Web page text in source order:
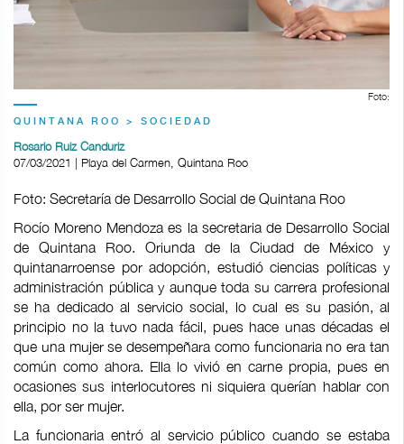
Foto:
QUINTANA ROO > SOCIEDAD
Rosario Ruiz Canduriz
07/03/2021 | Playa del Carmen, Quintana Roo
Foto: Secretaría de Desarrollo Social de Quintana Roo
Rocío Moreno Mendoza es la secretaria de Desarrollo Social
de Quintana Roo. Oriunda de la Ciudad de México y
quintanarroense por adopción, estudió ciencias políticas y
administración pública y aunque toda su carrera profesional
se ha dedicado al servicio social, lo cual es su pasión, al
principio no la tuvo nada fácil, pues hace unas décadas el
que una mujer se desempeñara como funcionaria no era tan
común como ahora. Ella lo vivió en carne propia, pues en
ocasiones sus interlocutores ni siquiera querían hablar con
ella, por ser mujer.
La funcionaria entró al servicio público cuando se estaba